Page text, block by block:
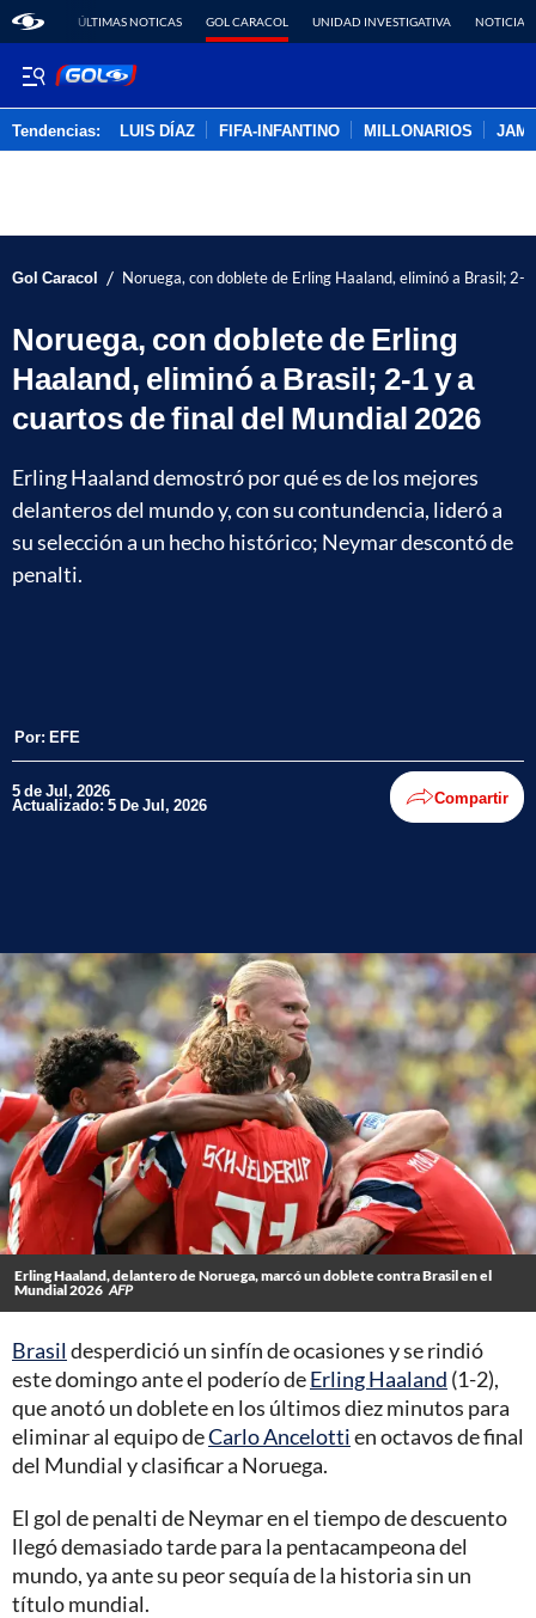
ÚLTIMAS NOTICAS GOL CARACOL UNIDAD INVESTIGATIVA NOTICIAS
Tendencias: LUIS DÍAZ FIFA-INFANTINO MILLONARIOS
Gol Caracol / Noruega, con doblete de Erling Haaland, eliminó a Brasil;
Noruega, con doblete de Erling
Haaland, eliminó a Brasil; 2-1 y a
cuartos de final del Mundial 2026
Erling Haaland demostró por qué es de los mejores
delanteros del mundo y, con su contundencia, lideró a
su selección a un hecho histórico; Neymar descontó de
penalti.
Por: EFE
5 de Jul, 2026
Actualizado: 5 De Jul, 2026 Compartir
Erling Haaland, delantero de Noruega, marcó un doblete contra Brasil en el
Mundial 2026 AFP
Brasildesperdició un sinfín de ocasiones y se rindió
este domingo ante el poderío deErling Haaland (1-2),
que anotó un doblete en los últimos diez minutos para
eliminar al equipo deCarlo Ancelottien octavos de final
del Mundial y clasificar a Noruega.
El gol de penalti de Neymar en el tiempo de descuento
llegó demasiado tarde para la pentacampeona del
mundo, ya ante su peor sequía de la historia sin un
título mundial.